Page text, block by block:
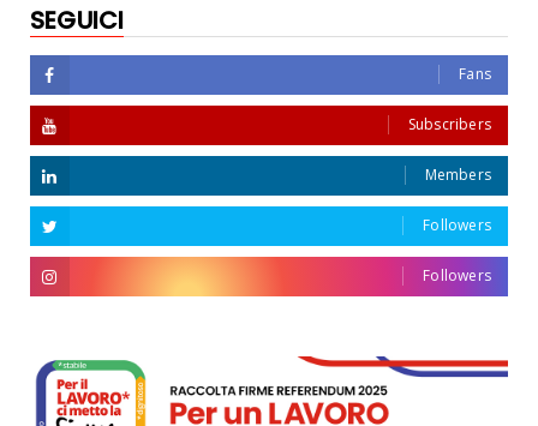
SEGUICI
Fans
Subscribers
Members
Followers
Followers